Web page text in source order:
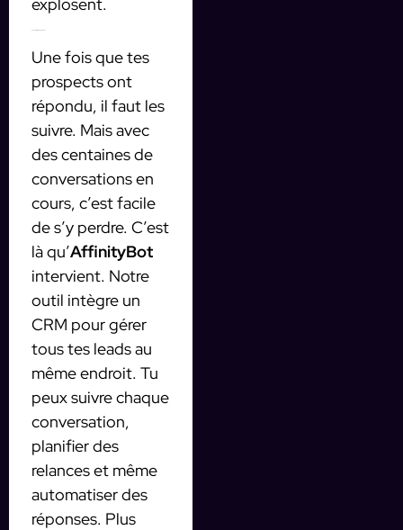
explosent.
Une fois que tes
prospects ont
répondu, il faut les
suivre. Mais avec
des centaines de
conversations en
cours, c’est facile
de s’y perdre. C’est
là qu’AffinityBot
intervient. Notre
outil intègre un
CRM pour gérer
tous tes leads au
même endroit. Tu
peux suivre chaque
conversation,
planifier des
relances et même
automatiser des
réponses. Plus